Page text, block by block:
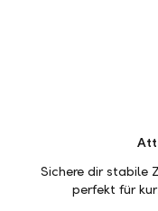
Sichere dir stabile
perfekt für